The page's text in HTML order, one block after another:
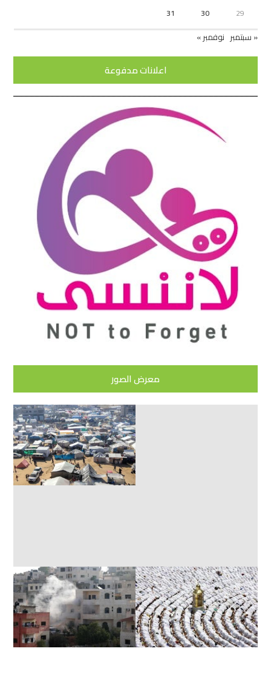
29
30
31
« سبتمبر نوفمبر »
اعلانات مدفوعة
معرض الصور